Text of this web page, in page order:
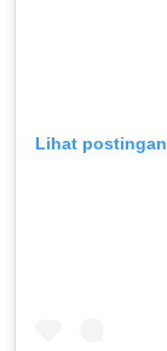
Lihat